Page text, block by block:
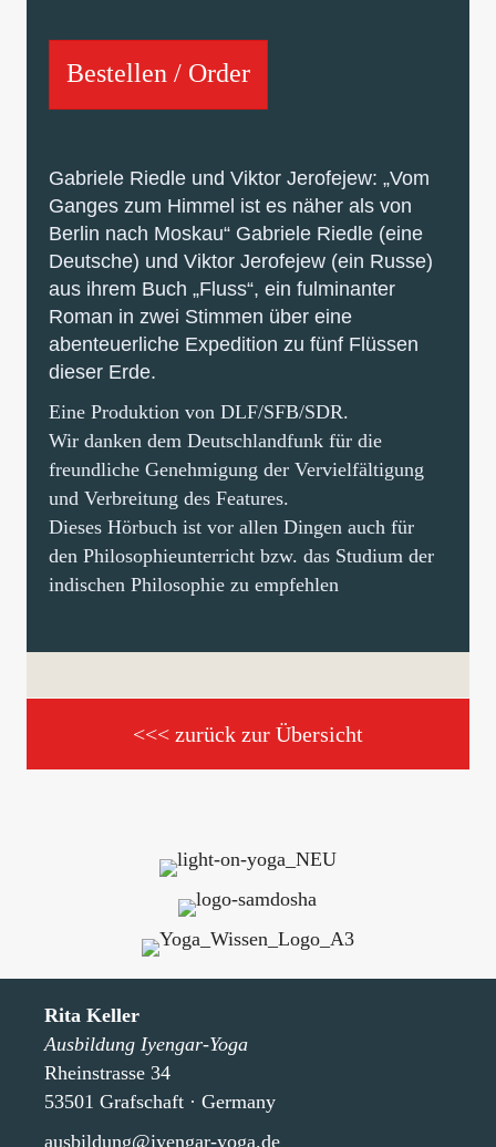
Bestellen / Order
Gabriele Riedle und Viktor Jerofejew: „Vom
Ganges zum Himmel ist es näher als von
Berlin nach Moskau“ Gabriele Riedle (eine
Deutsche) und Viktor Jerofejew (ein Russe)
aus ihrem Buch „Fluss“, ein fulminanter
Roman in zwei Stimmen über eine
abenteuerliche Expedition zu fünf Flüssen
dieser Erde.
Eine Produktion von DLF/SFB/SDR.
Wir danken dem Deutschlandfunk für die
freundliche Genehmigung der Vervielfältigung
und Verbreitung des Features.
Dieses Hörbuch ist vor allen Dingen auch für
den Philosophieunterricht bzw. das Studium der
indischen Philosophie zu empfehlen
<<< zurück zur Übersicht
Rita Keller
Ausbildung Iyengar-Yoga
Rheinstrasse 34
53501 Grafschaft · Germany
ausbildung@iyengar-yoga.de